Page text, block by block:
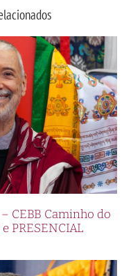
CEBB Caminho do
PRESENCIAL